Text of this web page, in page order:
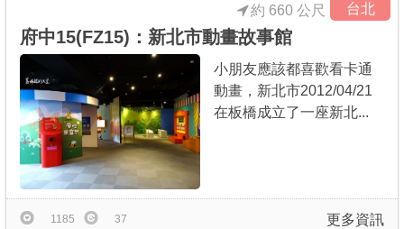
台北
府中15(FZ15)：新北市動畫故事館
約 660 公尺
小朋友應該都喜歡看卡通
動畫，新北市2012/04/21
在板橋成立了一座新北...
更多資訊
1185 37